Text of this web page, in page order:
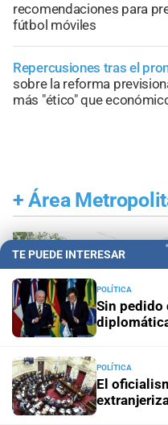
recomendaciones para
fútbol móviles
Repercusiones tras el
sobre la reforma
más "ético" que
+ Área
TE PUEDE INTERESAR
POLÍTICA
Sin pedido
POLÍTICA
El